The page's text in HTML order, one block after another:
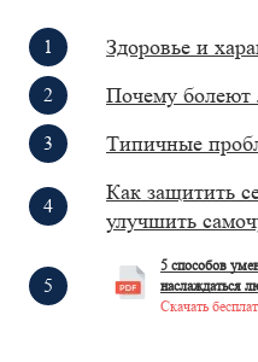
Здоровье и
Почему
Типичные
Как защитить
улучшить
5 способов
наслаждаться
Скачать